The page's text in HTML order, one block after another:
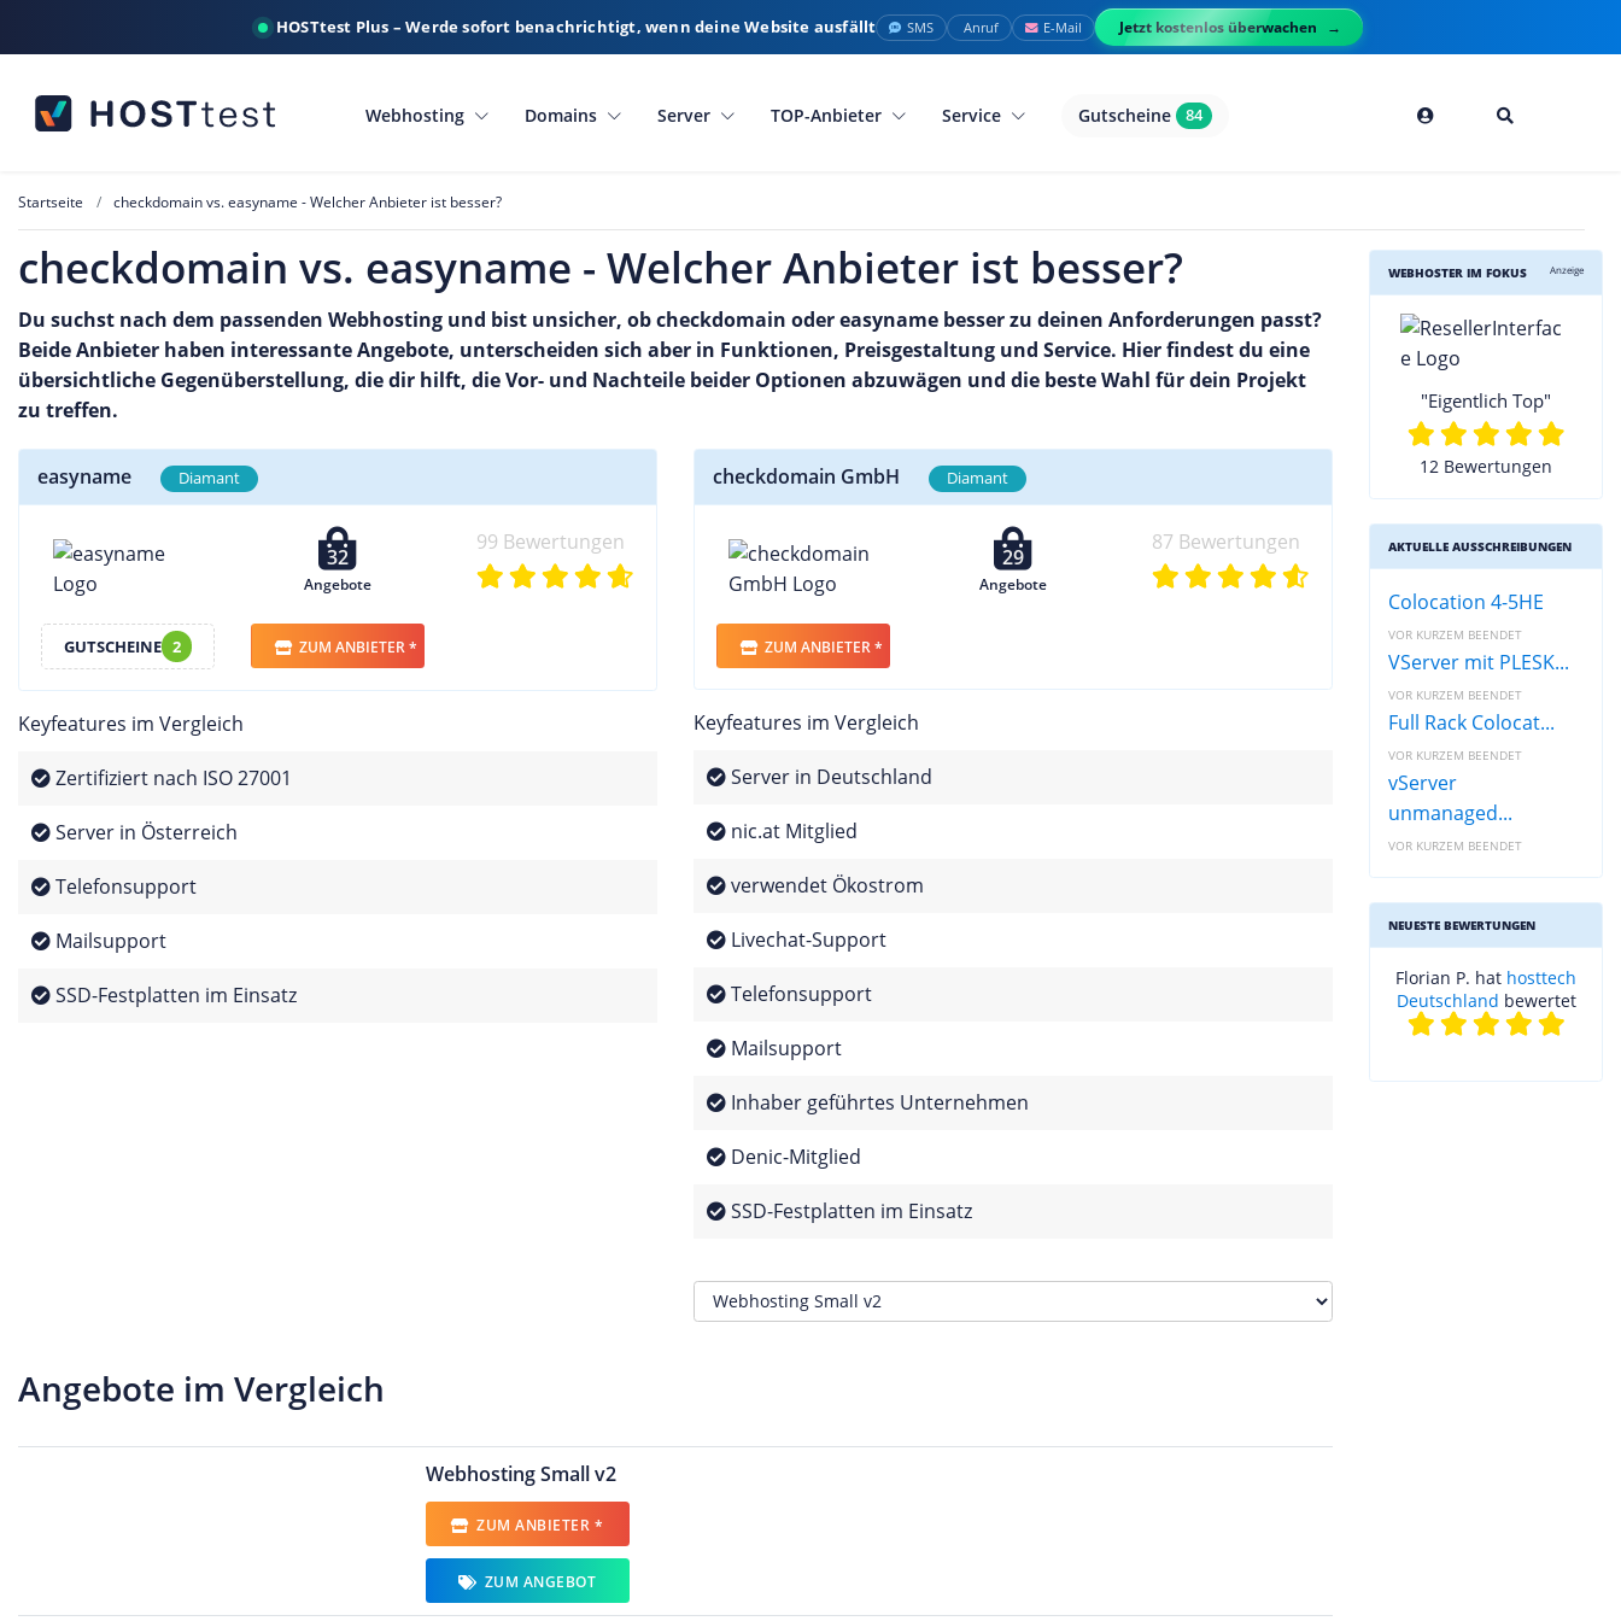
HOSTtest Plus – Werde sofort benachrichtigt, wenn deine Website ausfällt SMS Anruf E-Mail Jetzt kostenlos überwachen
Webhosting Domains Server TOP-Anbieter Service Gutscheine 84
Startseite checkdomain vs. easyname - Welcher Anbieter ist besser?
checkdomain vs. easyname - Welcher Anbieter ist besser?
Du suchst nach dem passenden Webhosting und bist unsicher, ob checkdomain oder easyname besser zu deinen Anforderungen passt?
Beide Anbieter haben interessante Angebote, unterscheiden sich aber in Funktionen, Preisgestaltung und Service. Hier findest du eine
übersichtliche Gegenüberstellung, die dir hilft, die Vor- und Nachteile beider Optionen abzuwägen und die beste Wahl für dein Projekt
zu treffen.
easyname Diamant
32
Angebote
99 Bewertungen
GUTSCHEINE 2 ZUM ANBIETER *
Keyfeatures im Vergleich
Zertifiziert nach ISO 27001
Server in Österreich
Telefonsupport
Mailsupport
SSD-Festplatten im Einsatz
checkdomain GmbH Diamant
29
Angebote
87 Bewertungen
ZUM ANBIETER *
Keyfeatures im Vergleich
Server in Deutschland
nic.at Mitglied
verwendet Ökostrom
Livechat-Support
Telefonsupport
Mailsupport
Inhaber geführtes Unternehmen
Denic-Mitglied
SSD-Festplatten im Einsatz
Angebote im Vergleich
Webhosting Small v2
ZUM ANBIETER *
ZUM ANGEBOT
WEBHOSTER IM FOKUS Anzeige
"Eigentlich Top"
12 Bewertungen
AKTUELLE AUSSCHREIBUNGEN
Colocation 4-5HE
VOR KURZEM BEENDET
VServer mit PLESK...
VOR KURZEM BEENDET
Full Rack Colocat...
VOR KURZEM BEENDET
vServer
unmanaged...
VOR KURZEM BEENDET
NEUESTE BEWERTUNGEN
Florian P. hat hosttech
Deutschland bewertet